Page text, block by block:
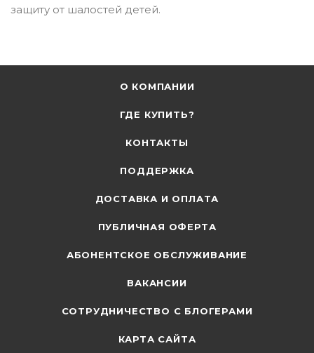
защиту от шалостей детей.
О КОМПАНИИ
ГДЕ КУПИТЬ?
КОНТАКТЫ
ПОДДЕРЖКА
ДОСТАВКА И ОПЛАТА
ПУБЛИЧНАЯ ОФЕРТА
АБОНЕНТСКОЕ ОБСЛУЖИВАНИЕ
ВАКАНСИИ
СОТРУДНИЧЕСТВО С БЛОГЕРАМИ
КАРТА САЙТА